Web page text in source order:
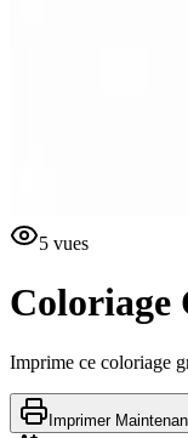
5 vues
Coloriage
Imprime ce coloriage
Imprimer